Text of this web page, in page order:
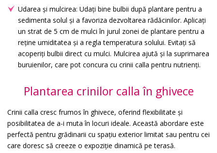
Udarea și mulcirea: Udați bine bulbii după plantare pentru a
sedimenta solul și a favoriza dezvoltarea rădăcinilor. Aplicați
un strat de 5 cm de mulci în jurul zonei de plantare pentru a
reține umiditatea și a regla temperatura solului. Evitați să
acoperiți bulbii direct cu mulci. Mulcirea ajută și la suprimarea
buruienilor, care pot concura cu crinii calla pentru nutrienți.
Plantarea crinilor calla în ghivece
Crinii calla cresc frumos în ghivece, oferind flexibilitate și
posibilitatea de a-i muta în locuri ideale. Această abordare este
perfectă pentru grădinarii cu spațiu exterior limitat sau pentru cei
care doresc să creeze o expoziție dinamică pe terasă.